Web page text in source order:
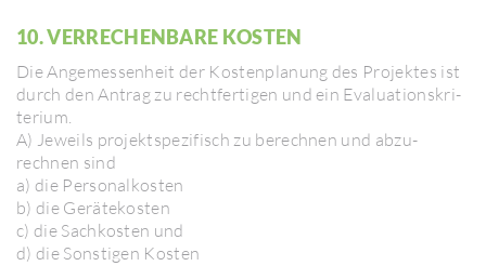
10. VERRE­CHEN­BARE KOSTEN
Die Ange­mes­sen­heit der Kosten­pla­nung des Projektes ist
durch den Antrag zu recht­fer­tigen und ein Evalua­ti­ons­kri­
te­rium.
A) Jeweils projekt­spe­zi­fisch zu berechnen und abzu­
rechnen sind
a) die Perso­nal­kosten
b) die Gerä­te­kosten
c) die Sach­kosten und
d) die Sons­tigen Kosten